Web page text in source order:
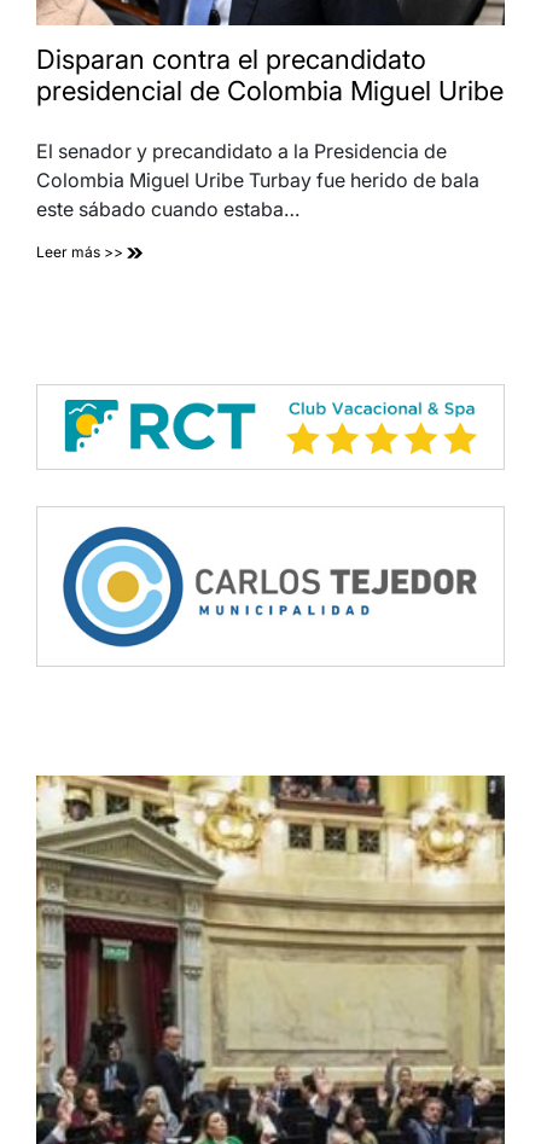
Disparan contra el precandidato
presidencial de Colombia Miguel Uribe
El senador y precandidato a la Presidencia de
Colombia Miguel Uribe Turbay fue herido de bala
este sábado cuando estaba…
Leer más >>